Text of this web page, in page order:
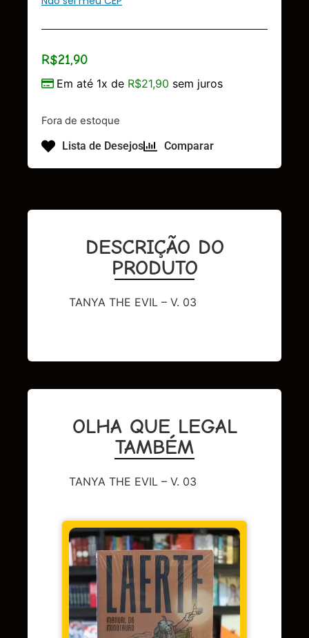
R$21,90
Em até 1x de R$21,90 sem juros
Fora de estoque
Lista de Desejos Comparar
DESCRIÇÃO DO
PRODUTO
TANYA THE EVIL – V. 03
OLHA QUE LEGAL
TAMBÉM
TANYA THE EVIL – V. 03